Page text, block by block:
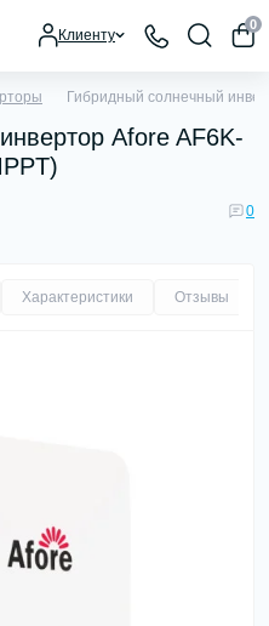
Клиенту
0
Гибридный солнечный
Afore AF6K-
0
Характеристики Отзывы